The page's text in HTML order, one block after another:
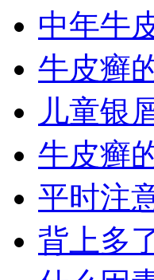
中年牛
牛皮癣
儿童银
牛皮癣
平时注
背上多